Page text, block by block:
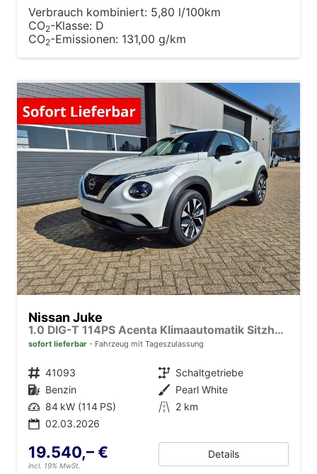
Verbrauch kombiniert: 5,80 l/100km
CO2-Klasse: D
CO2-Emissionen: 131,00 g/km
Nissan Juke
1.0 DIG-T 114PS Acenta Klimaautomatik Sitzheizung Rückf.Kamera Bluetooth Touchscreen wireless Apple CarPlay Android Auto
sofort lieferbar Fahrzeug mit Tageszulassung
Fahrzeugnr. 41093 Getriebe Schaltgetriebe
Kraftstoff Benzin Außenfarbe Pearl White
Leistung 84 kW (114 PS) Kilometerstand 2 km
02.03.2026
19.540,– €
incl. 19% MwSt.
Details